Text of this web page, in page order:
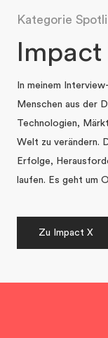
Kategorie
Impact
In meinem
Menschen aus der
Technologien,
Welt zu verändern.
Erfolge,
laufen. Es geht um
Zu Impact X